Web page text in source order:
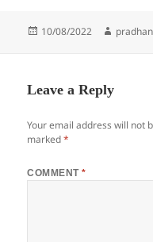
c
e
o
o
k
to
d
n
ai
l
Posted
10/08/2022 Author
Leave a Reply
Your email address will not
marked*
COMMENT*